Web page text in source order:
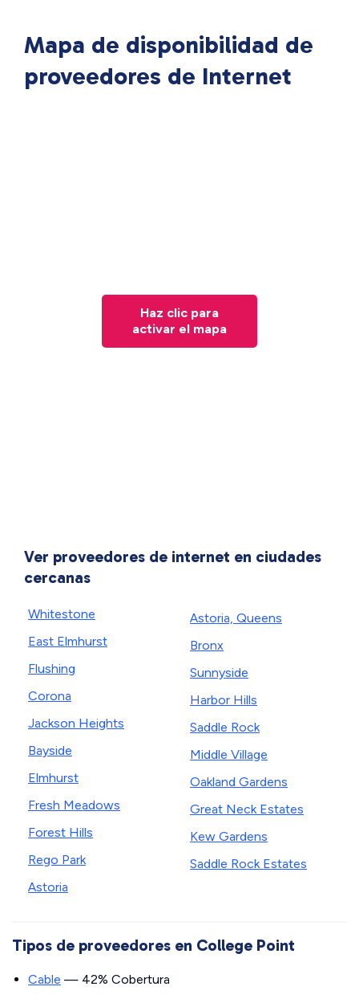
Mapa de disponibilidad de
proveedores de Internet
Haz clic para
activar el mapa
Ver proveedores de internet en ciudades
cercanas
Whitestone
East Elmhurst
Flushing
Corona
Jackson Heights
Bayside
Elmhurst
Fresh Meadows
Forest Hills
Rego Park
Astoria
Astoria, Queens
Bronx
Sunnyside
Harbor Hills
Saddle Rock
Middle Village
Oakland Gardens
Great Neck Estates
Kew Gardens
Saddle Rock Estates
Tipos de proveedores en College Point
Cable — 42% Cobertura